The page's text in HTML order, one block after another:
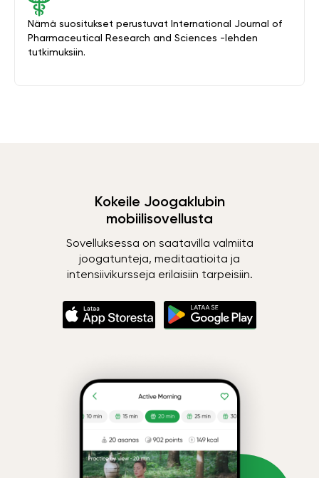
Nämä suositukset perustuvat International Journal of
Pharmaceutical Research and Sciences -lehden
tutkimuksiin.
Kokeile Joogaklubin
mobiilisovellusta
Sovelluksessa on saatavilla valmiita
joogatunteja, meditaatioita ja
intensiivikursseja erilaisiin tarpeisiin.